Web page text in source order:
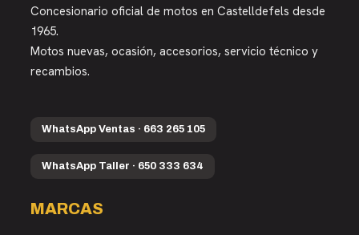
Concesionario oficial de motos en Castelldefels desde
1965.
Motos nuevas, ocasión, accesorios, servicio técnico y
recambios.
WhatsApp Ventas · 663 265 105
WhatsApp Taller · 650 333 634
MARCAS